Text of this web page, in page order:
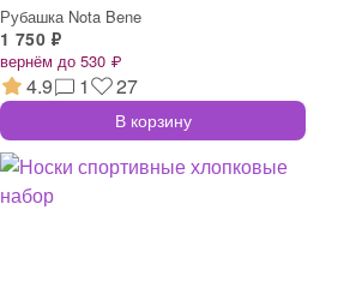
Рубашка Nota Bene
1 750 ₽
вернём до 530 ₽
4.9 1 27
В корзину